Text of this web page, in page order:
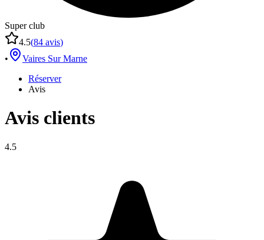
Super club
4.5(84 avis)
•
Vaires Sur Marne
Réserver
Avis
Avis clients
4.5